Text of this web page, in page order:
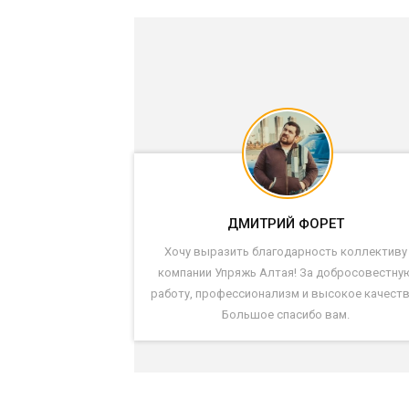
ДМИТРИЙ ФОРЕТ
Хочу выразить благодарность коллективу
компании Упряжь Алтая! За
работу, профессионализм и высокое
Большое спасибо вам.